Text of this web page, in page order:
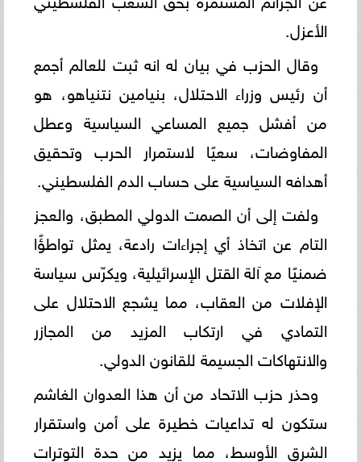
الأعزل.
وقال الحزب في بيان له انه ثبت للعالم أجمع
أن رئيس وزراء الاحتلال، بنيامين نتنياهو، هو
من أفشل جميع المساعي السياسية وعطل
المفاوضات، سعيًا لاستمرار الحرب وتحقيق
أهدافه السياسية على حساب الدم الفلسطيني.
ولفت إلى أن الصمت الدولي المطبق، والعجز
التام عن اتخاذ أي إجراءات رادعة، يمثل تواطؤًا
ضمنيًا مع آلة القتل الإسرائيلية، ويكرّس سياسة
الإفلات من العقاب، مما يشجع الاحتلال على
التمادي في ارتكاب المزيد من المجازر
والانتهاكات الجسيمة للقانون الدولي.
وحذر حزب الاتحاد من أن هذا العدوان الغاشم
ستكون له تداعيات خطيرة على أمن واستقرار
الشرق الأوسط، مما يزيد من حدة التوترات